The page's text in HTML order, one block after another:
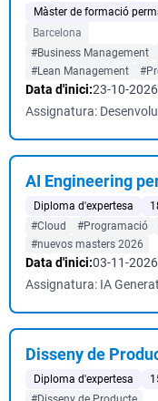
Màster de formació
Barcelona
#Business Management
#Lean Management
Data d'inici:23-10-2026
Assignatura:
AI Engineering
Diploma d'expertesa
#Cloud
#Programació
#nuevos masters 2026
Data d'inici:03-11-2026
Assignatura: IA
Disseny de
Diploma d'expertesa